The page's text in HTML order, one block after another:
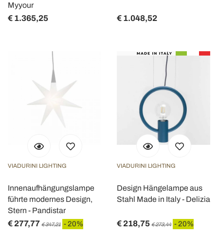
Myyour
€ 1.365,25 € 1.048,52
VIADURINI LIGHTING
Innenaufhängungslampe
führte modernes Design,
Stern - Pandistar
€ 277,77 € 347,21 - 20%
VIADURINI LIGHTING
Design Hängelampe aus
Stahl Made in Italy - Delizia
€ 218,75 € 273,44 - 20%